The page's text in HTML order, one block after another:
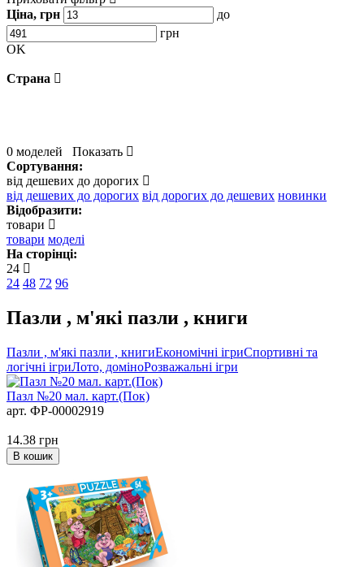
Ціна, грн
до
грн
OK
Страна
0 моделей
Показать
Сортування:
від дешевих до дорогих
від дешевих до дорогих від дорогих до дешевих новинки
Відобразити:
товари
товари моделі
На сторінці:
24
24 48 72 96
Пазли , м'які пазли , книги
Пазли , м'які пазли , книгиЕкономічні ігриСпортивні та
логічні ігриЛото, доміноРозважальні ігри
Пазл №20 мал. карт.(Пок)
арт. ФР-00002919
14.38 грн
В кошик